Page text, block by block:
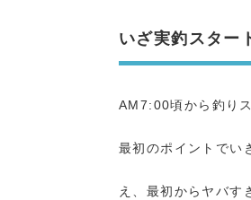
いざ実釣スター
AM7:00頃から釣りス
最初のポイントでい
え、最初からヤバ